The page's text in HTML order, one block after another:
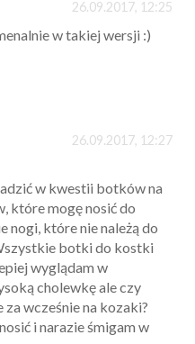
26.09.2017, 12:25
w takiej wersji :)
26.09.2017, 12:27
w kwestii botków na
które mogę nosić do
nogi, które nie należą do
botki do kostki
wyglądam w
cholewkę ale czy
wcześnie na kozaki?
i narazie śmigam w